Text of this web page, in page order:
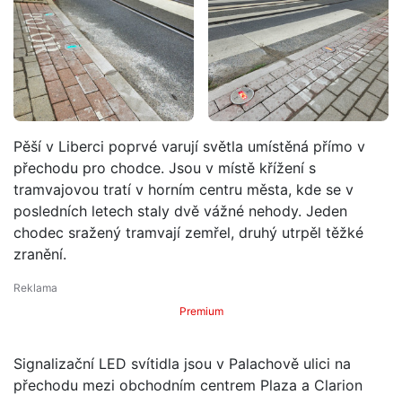
Pěší v Liberci poprvé varují světla umístěná přímo v
přechodu pro chodce. Jsou v místě křížení s
tramvajovou tratí v horním centru města, kde se v
posledních letech staly dvě vážné nehody. Jeden
chodec sražený tramvají zemřel, druhý utrpěl těžké
zranění.
Premium
Signalizační LED svítidla jsou v Palachově ulici na
přechodu mezi obchodním centrem Plaza a Clarion